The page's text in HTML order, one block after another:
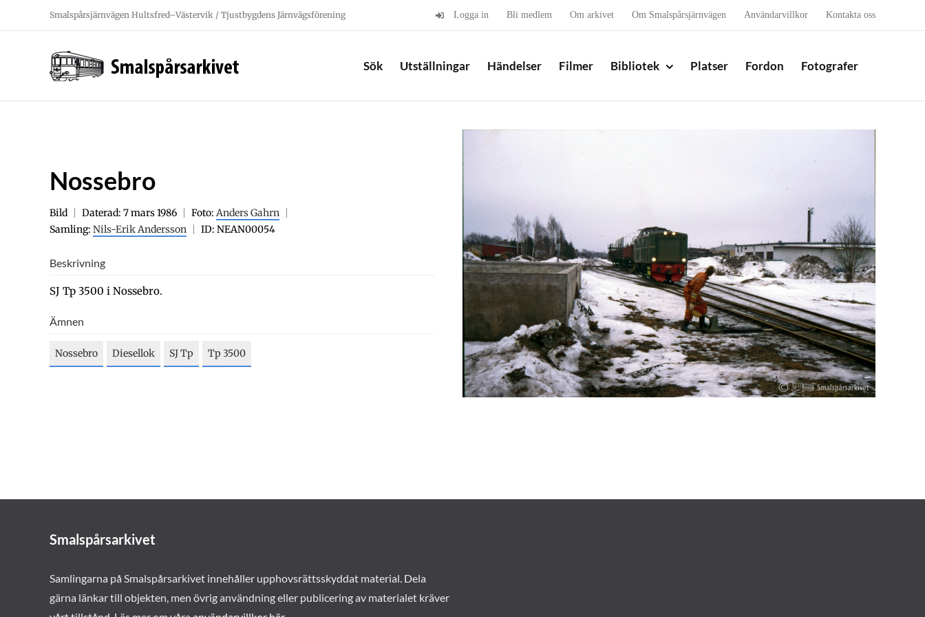
Smalspårsjärnvägen Hultsfred–Västervik / Tjustbygdens Järnvägsförening Logga in Bli medlem Om arkivet Om Smalspårsjärnvägen Användarvillkor Kontakta oss
Sök Utställningar Händelser Filmer Bibliotek Platser Fordon Fotografer
Nossebro
Bild Daterad: 7 mars 1986 Foto: Anders Gahrn
Samling: Nils-Erik Andersson ID: NEAN00054
Beskrivning
SJ Tp 3500 i Nossebro.
Ämnen
Nossebro Diesellok SJ Tp Tp 3500
Smalspårsarkivet
Samlingarna på Smalspårsarkivet innehåller upphovsrättsskyddat material. Dela
gärna länkar till objekten, men övrig användning eller publicering av materialet kräver